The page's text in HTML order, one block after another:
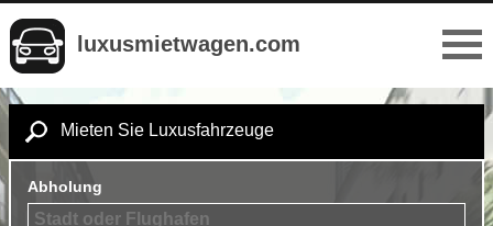
luxusmietwagen.com
Mieten Sie Luxusfahrzeuge
Abholung